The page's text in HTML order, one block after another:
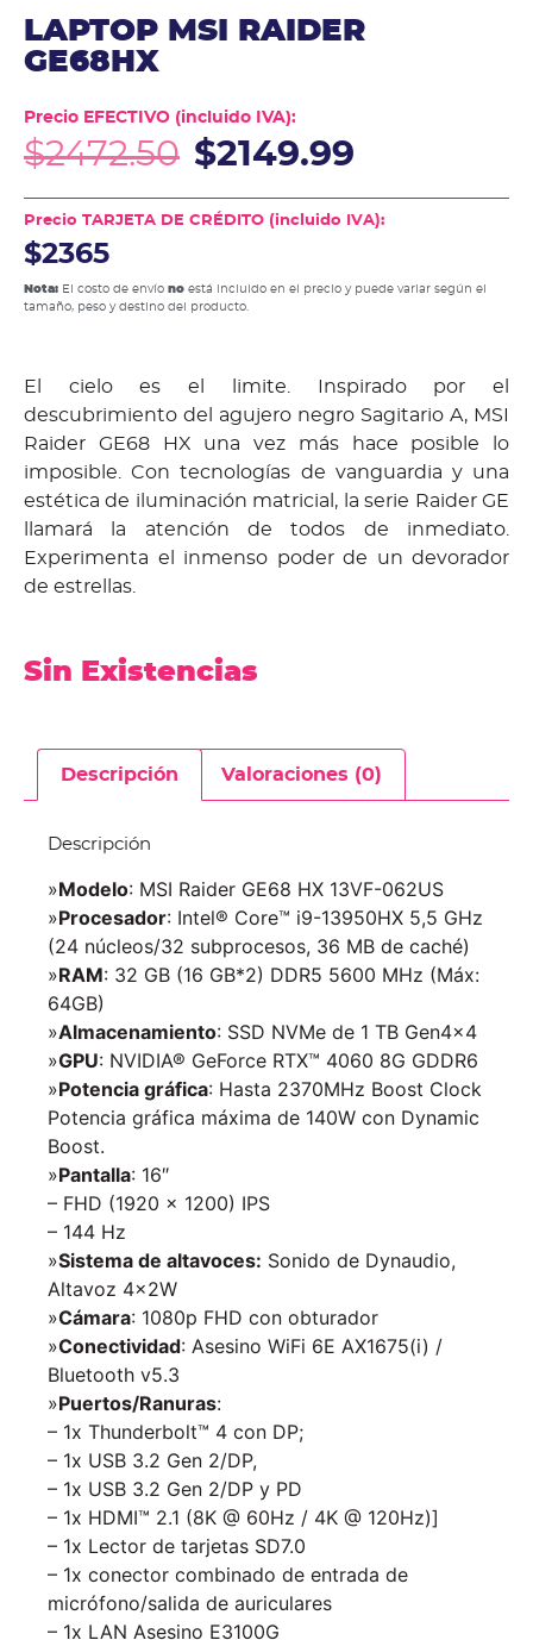
LAPTOP MSI RAIDER
GE68HX
Precio EFECTIVO (incluido IVA):
$2472.50 $2149.99
Precio TARJETA DE CRÉDITO (incluido IVA):
$2365
Nota: El costo de envío no está incluido en el precio y puede variar según el
tamaño, peso y destino del producto.
El cielo es el limite. Inspirado por el
descubrimiento del agujero negro Sagitario A, MSI
Raider GE68 HX una vez más hace posible lo
imposible. Con tecnologías de vanguardia y una
estética de iluminación matricial, la serie Raider GE
llamará la atención de todos de inmediato.
Experimenta el inmenso poder de un devorador
de estrellas.
Sin Existencias
Descripción Valoraciones (0)
Descripción
»Modelo: MSI Raider GE68 HX 13VF-062US
»Procesador: Intel® Core™ i9-13950HX 5,5 GHz
(24 núcleos/32 subprocesos, 36 MB de caché)
»RAM: 32 GB (16 GB*2) DDR5 5600 MHz (Máx:
64GB)
»Almacenamiento: SSD NVMe de 1 TB Gen4x4
»GPU: NVIDIA® GeForce RTX™ 4060 8G GDDR6
»Potencia gráfica: Hasta 2370MHz Boost Clock
Potencia gráfica máxima de 140W con Dynamic
Boost.
»Pantalla: 16″
– FHD (1920 x 1200) IPS
– 144 Hz
»Sistema de altavoces: Sonido de Dynaudio,
Altavoz 4x2W
»Cámara: 1080p FHD con obturador
»Conectividad: Asesino WiFi 6E AX1675(i) /
Bluetooth v5.3
»Puertos/Ranuras:
– 1x Thunderbolt™ 4 con DP;
– 1x USB 3.2 Gen 2/DP,
– 1x USB 3.2 Gen 2/DP y PD
– 1x HDMI™ 2.1 (8K @ 60Hz / 4K @ 120Hz)]
– 1x Lector de tarjetas SD7.0
– 1x conector combinado de entrada de
micrófono/salida de auriculares
– 1x LAN Asesino E3100G